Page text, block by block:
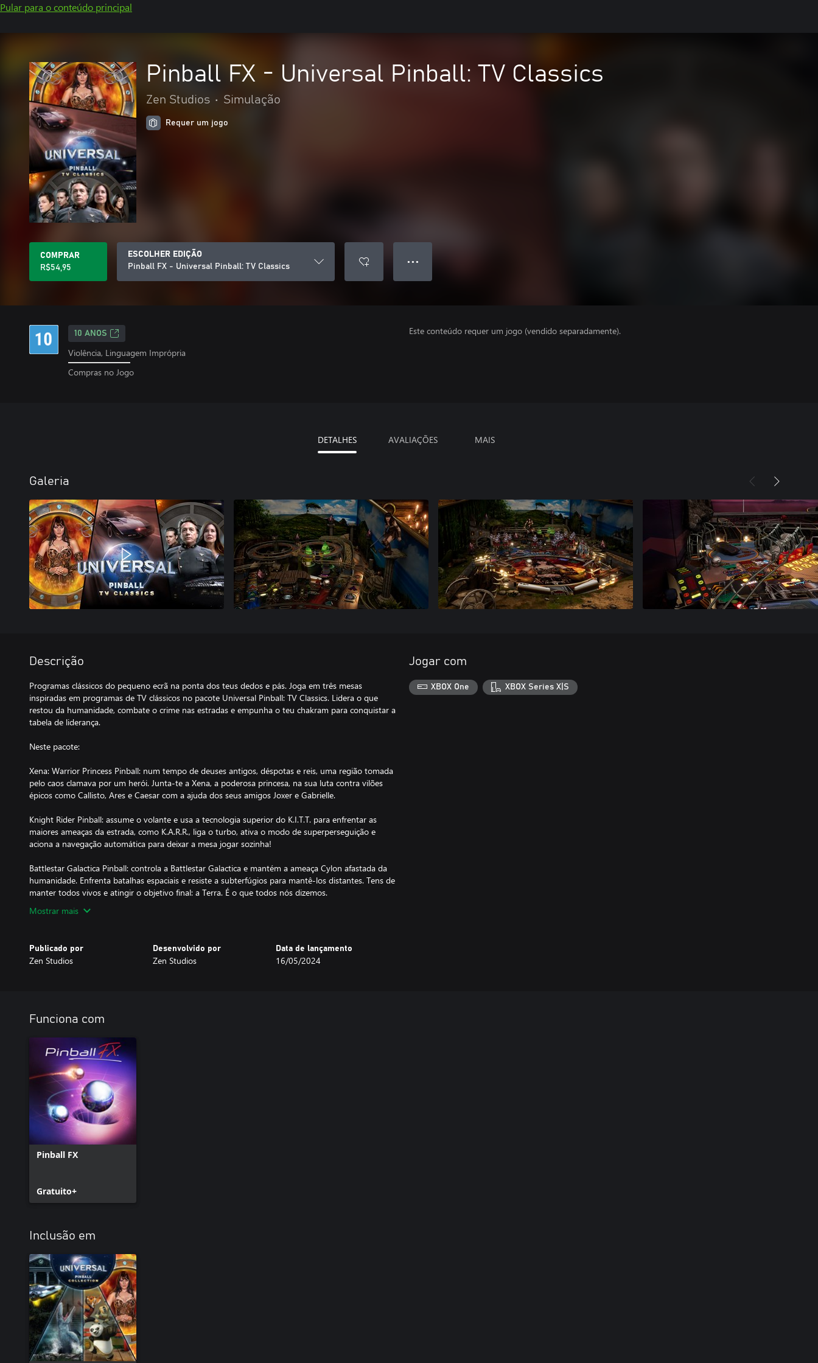
Pular para o conteúdo principal
Pinball FX - Universal Pinball: TV Classics
Zen Studios • Simulação
Requer um jogo
COMPRAR
R$54,95
ESCOLHER EDIÇÃO
Pinball FX - Universal Pinball: TV Classics
● ● ●
10 ANOS
Violência, Linguagem Imprópria
Compras no Jogo
Este conteúdo requer um jogo (vendido separadamente).
DETALHES AVALIAÇÕES MAIS
Galeria
Descrição
Programas clássicos do pequeno ecrã na ponta dos teus dedos e pás. Joga em três mesas
inspiradas em programas de TV clássicos no pacote Universal Pinball: TV Classics. Lidera o que
restou da humanidade, combate o crime nas estradas e empunha o teu chakram para conquistar a
tabela de liderança.
Neste pacote:
Xena: Warrior Princess Pinball: num tempo de deuses antigos, déspotas e reis, uma região tomada
pelo caos clamava por um herói. Junta-te a Xena, a poderosa princesa, na sua luta contra vilões
épicos como Callisto, Ares e Caesar com a ajuda dos seus amigos Joxer e Gabrielle.
Knight Rider Pinball: assume o volante e usa a tecnologia superior do K.I.T.T. para enfrentar as
maiores ameaças da estrada, como K.A.R.R., liga o turbo, ativa o modo de superperseguição e
aciona a navegação automática para deixar a mesa jogar sozinha!
Battlestar Galactica Pinball: controla a Battlestar Galactica e mantém a ameaça Cylon afastada da
humanidade. Enfrenta batalhas espaciais e resiste a subterfúgios para mantê-los distantes. Tens de
manter todos vivos e atingir o objetivo final: a Terra. É o que todos nós dizemos.
Mostrar mais
Publicado por
Zen Studios
Desenvolvido por
Zen Studios
Data de lançamento
16/05/2024
Jogar com
XBOX One XBOX Series X|S
Funciona com
Pinball FX
Gratuito+
Inclusão em